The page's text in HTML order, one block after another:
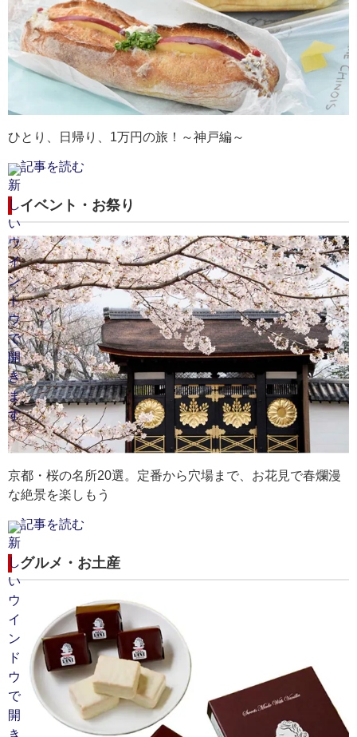
れ
セ
京都府｜天橋立
夏空の下、白い砂浜と青い海、緑の松林のコントラス
トが鮮やかです。
最寄りの空港：伊丹空港・関西空港
京都旅行 航空券・ツアーを探す
和
約
ン
わ
最
京都府｜嵐山
渡月橋と紅葉の組み合わせは、秋の京都の定番風景で
す。
最寄りの空港：伊丹空港・関西空港
京都旅行 航空券・ツアーを探す
和
パ
道
と
最
和歌山県｜白浜温泉
道後温泉や有馬温泉と並び日本三古湯とも呼ばれる白
浜温泉は古くからたくさんの人に愛されてきた温泉地
です。
最寄りの空港：南紀白浜空港
和歌山旅行 航空券・ツアーを探す
兵
港
ト
が
最
ひとり、日帰り、1万円の旅！～神戸編～
記事を読む
イベント・お祭り
京都・桜の名所20選。定番から穴場まで、お花見で春爛漫
な絶景を楽しもう
記事を読む
グルメ・お土産